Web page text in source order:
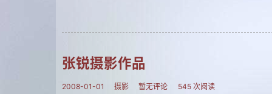
张锐摄影作品
2008-01-01 摄影 暂无评论 545 次阅读